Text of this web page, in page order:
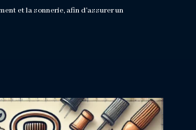
et la sonnerie, afin d’assurer un